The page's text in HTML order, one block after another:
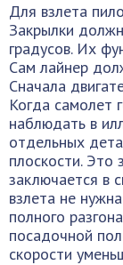
Для взлета
Закрылки
градусов. Их
Сам лайнер
Сначала
Когда самолет
наблюдать в
отдельных
плоскости. Это
заключается в
взлета не
полного
посадочной
скорости